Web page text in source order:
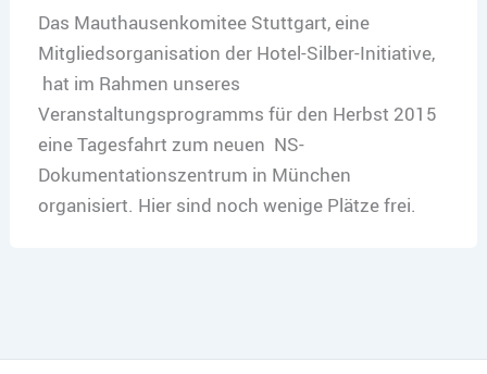
Das Mauthausenkomitee Stuttgart, eine
Mitgliedsorganisation der Hotel-Silber-Initiative,
hat im Rahmen unseres
Veranstaltungsprogramms für den Herbst 2015
eine Tagesfahrt zum neuen NS-
Dokumentationszentrum in München
organisiert. Hier sind noch wenige Plätze frei.